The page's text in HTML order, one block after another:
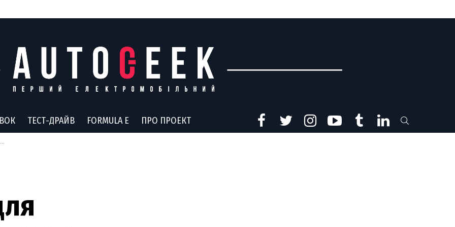
ТЕСТ-ДРАЙВ FORMULA E ПРО ПРОЕКТ